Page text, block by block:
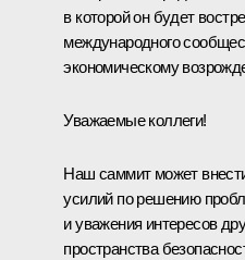
в которой он будет
международного
экономическому
Уважаемые коллеги!
Наш саммит может
усилий по решению
и уважения интересов
пространства